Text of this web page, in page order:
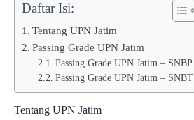
Daftar Isi:
Tentang UPN Jatim
Passing Grade UPN Jatim
Passing Grade UPN Jatim – SNBP
Passing Grade UPN Jatim – SNBT
Tentang UPN Jatim